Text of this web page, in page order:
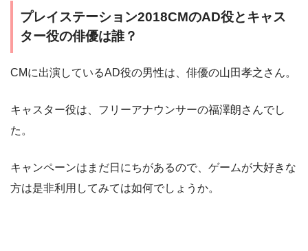
プレイステーション2018CMのAD役とキャス
ター役の俳優は誰？
CMに出演しているAD役の男性は、俳優の山田孝之さん。
キャスター役は、フリーアナウンサーの福澤朗さんでし
た。
キャンペーンはまだ日にちがあるので、ゲームが大好きな
方は是非利用してみては如何でしょうか。